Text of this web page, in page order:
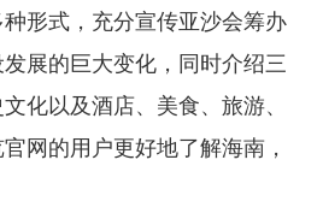
形式，充分宣传亚沙会筹办
展的巨大变化，同时介绍三
化以及酒店、美食、旅游、
网的用户更好地了解海南，